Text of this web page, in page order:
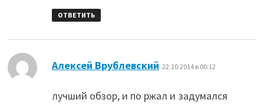
ОТВЕТИТЬ
Алексей Врублевский 22.10.2014 в 00:12
лучший обзор, и по ржал и задумался